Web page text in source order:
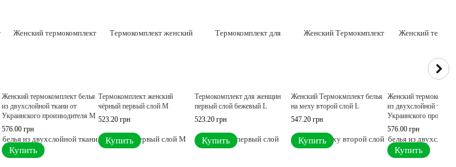
Женский термокомплект белья
из двухслойной ткани от
Украинского производителя M
576.00 грн
Купить
Термокомплект женский
чёрный первый слой M
523.20 грн
Купить
Термокомплект для женщин
первый слой бежевый L
523.20 грн
Купить
Женский Термокмплект белья
на меху второй слой L
547.20 грн
Купить
Женский
из двухслойной ткани
Украинского
576.00 грн
Купить